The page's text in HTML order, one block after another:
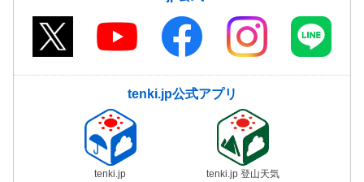
tenki.jp公式アプリ
tenki.jp tenki.jp 登山天気